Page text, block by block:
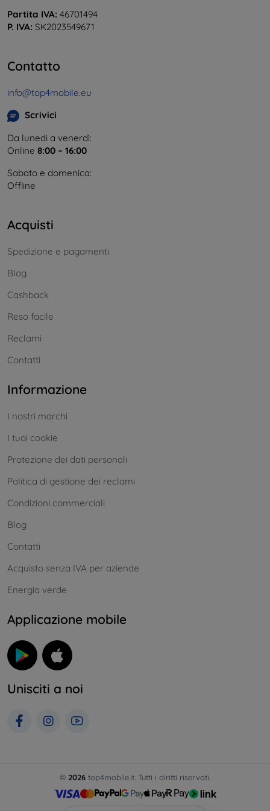
Partita IVA: 46701494
P. IVA: SK2023549671
Contatto
info@top4mobile.eu
Scrivici
Da lunedì a venerdì:
Online 8:00 – 16:00
Sabato e domenica:
Offline
Acquisti
Spedizione e pagamenti
Blog
Cashback
Reso facile
Reclami
Contatti
Informazione
I nostri marchi
I tuoi cookie
Protezione dei dati personali
Politica di gestione dei reclami
Condizioni commerciali
Blog
Contatti
Acquisto senza IVA per aziende
Energia verde
Applicazione mobile
Unisciti a noi
© 2026 top4mobile.it. Tutti i diritti riservati.